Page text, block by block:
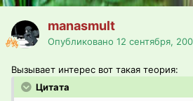
manasmult
Опубликовано 12 сентября,
Вызывает интерес вот такая теория:
Цитата